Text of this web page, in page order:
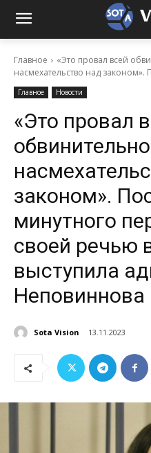
Главное
«Это провал всей
насмехательство над
Главное Новости
«Это провал
законом».
минутного
своей речью
выступила
Неповиннова
Sota Vision 13.11.2023